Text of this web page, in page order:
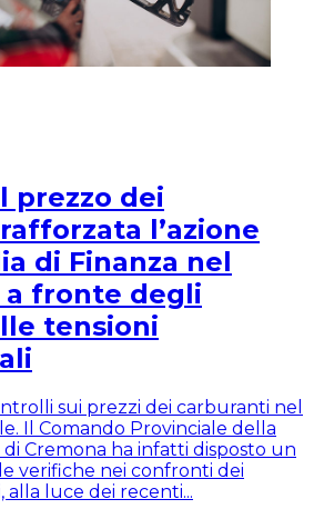
prezzo dei
l’azione
di Finanza nel
a fronte degli
tensioni
sui prezzi dei carburanti nel
Il Comando Provinciale della
di Cremona ha infatti disposto un
verifiche nei confronti dei
luce dei recenti...